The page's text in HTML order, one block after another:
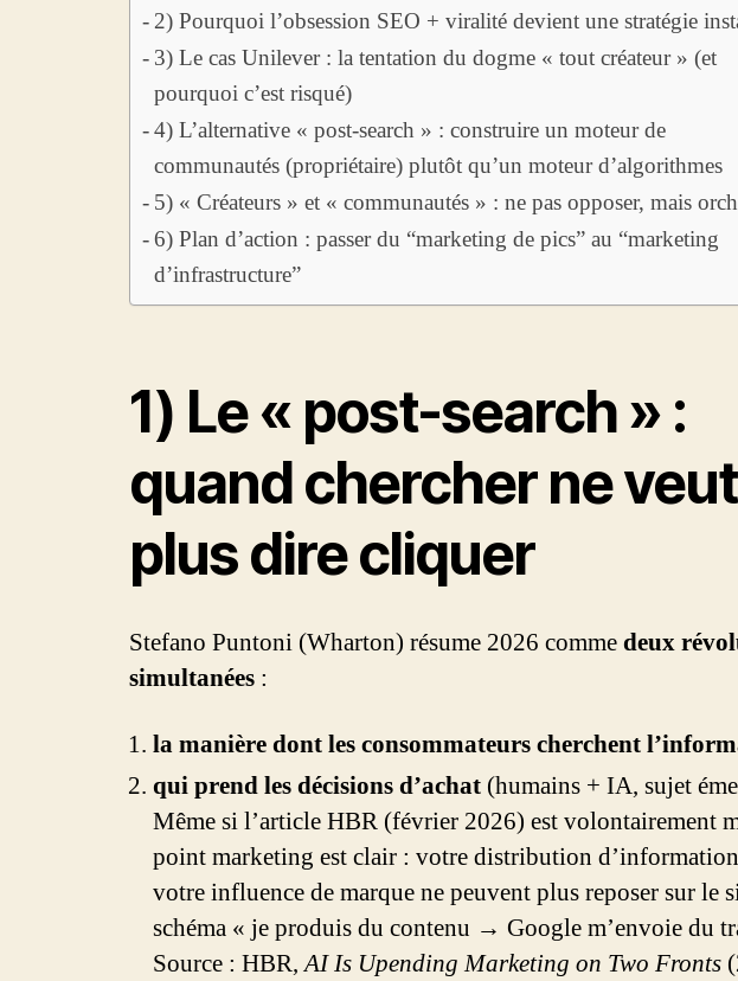
2) Pourquoi l’obsession SEO + viralité devient une stratégie
3) Le cas Unilever : la tentation du dogme « tout créateur » (et
pourquoi c’est risqué)
4) L’alternative « post-search » : construire un moteur de
communautés (propriétaire) plutôt qu’un moteur d’algorithmes
5) « Créateurs » et « communautés » : ne pas opposer, mais
6) Plan d’action : passer du “marketing de pics” au “marketing
d’infrastructure”
1) Le « post-search » :
quand chercher ne veut
plus dire cliquer
Stefano Puntoni (Wharton) résume 2026 commedeux
simultanées :
la manière dont les consommateurs cherchent
qui prend les décisions d’achat (humains + IA, sujet
Même si l’article HBR (février 2026) est volontairement
point marketing est clair : votre distribution
votre influence de marque ne peuvent plus reposer sur le
schéma « je produis du contenu → Google m’envoie du
Source : HBR,AI Is Upending Marketing on Two Fronts